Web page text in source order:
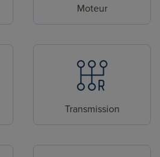
Moteur
Transmission